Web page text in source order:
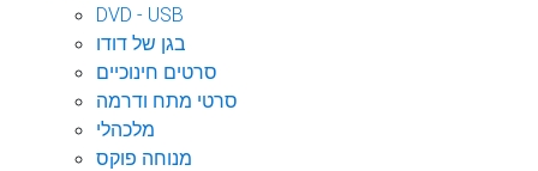
DVD - USB
בגן של דודו
סרטים חינוכיים
סרטי מתח ודרמה
מלכהלי
מנוחה פוקס